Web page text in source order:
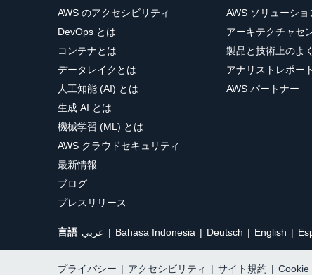
AWS のアクセシビリティ
DevOps とは
コンテナとは
データレイクとは
人工知能 (AI) とは
生成 AI とは
機械学習 (ML) とは
AWS クラウドセキュリティ
最新情報
ブログ
プレスリリース
AWS ソリューショ
アーキテクチャセ
製品と技術上のよ
アナリストレポート
AWS パートナー
言語 عربي Bahasa Indonesia Deutsch English
プライバシー | アクセシビリティ | サイト規約 | Cookie